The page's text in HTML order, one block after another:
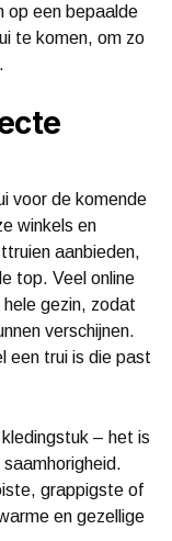
op een bepaalde
te komen, om zo
voor de komende
winkels en
aanbieden,
top. Veel online
gezin, zodat
verschijnen.
een trui is die past
– het is
grappigste of
en gezellige